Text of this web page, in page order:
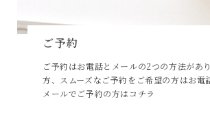
ご予約
ご予約はお電話とメールの2つの方法があ
方、スムーズなご予約をご希望の方はお電
メールでご予約の方はコチラ